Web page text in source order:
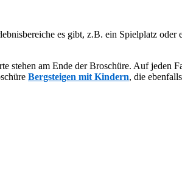
es gibt, z.B. ein Spielplatz oder
stehen am Ende der Broschüre. Auf jeden
Bergsteigen mit Kindern, die